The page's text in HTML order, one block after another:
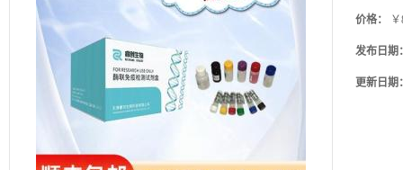
价格：
发布日期
更新日期